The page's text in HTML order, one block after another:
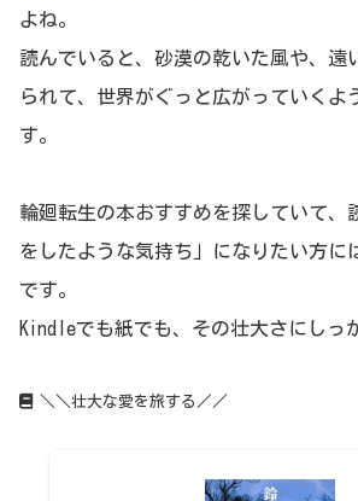
よね。
読んでいると、砂漠の乾いた風や、遠
られて、世界がぐっと広がっていくよ
す。
輪廻転生の本おすすめを探していて、
をしたような気持ち」になりたい方に
です。
Kindleでも紙でも、その壮大さにしっ
＼＼壮大な愛を旅する／／